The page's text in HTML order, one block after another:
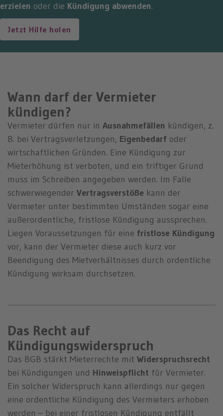
erzielen oder die Kündigung abwenden.
Jetzt Hilfe holen
Wann darf der Vermieter
kündigen?
Vermieter dürfen nur in Ausnahmefällen kündigen, z.
B. bei Vertragsverletzungen, Eigenbedarf oder
wirtschaftlichen Gründen. Eine Kündigung zur
Mieterhöhung ist verboten, und ein triftiger Grund
muss im Schreiben angegeben werden. Im Falle
schwerwiegender Vertragsverstöße kann der
Vermieter unter bestimmten Umständen sogar eine
außerordentliche, fristlose Kündigung aussprechen.
Liegen Voraussetzungen für eine fristlose Kündigung
vor, kann der Vermieter diese auch kurz vor
Beendigung des Mietverhältnisses durch ordentliche
Kündigung wirksam durchsetzen.
Das Recht auf
Kündigungswiderspruch
Das BGB stärkt Mieterrechte mit Widerspruchsrecht
bei Kündigungen und Hinweispflicht für Vermieter.
Ein solcher Widerspruch kann allerdings nur gegen
eine ordentliche Kündigung des Vermieters erhoben
werden – bei einer fristlosen Kündigung entfällt